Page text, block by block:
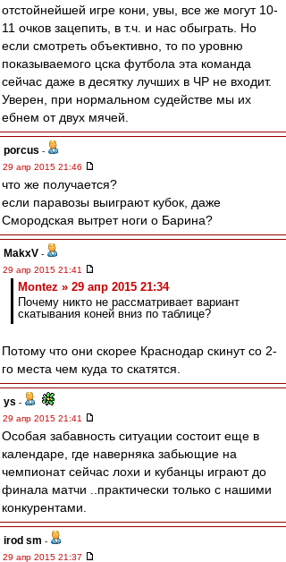
отстойнейшей игре кони, увы, все же могут 10-
11 очков зацепить, в т.ч. и нас обыграть. Но
если смотреть объективно, то по уровню
показываемого цска футбола эта команда
сейчас даже в десятку лучших в ЧР не входит.
Уверен, при нормальном судействе мы их
ебнем от двух мячей.
porcus -
29 апр 2015 21:46
что же получается?
если паравозы выиграют кубок, даже
Смородская вытрет ноги о Барина?
MakxV -
29 апр 2015 21:41
Montez » 29 апр 2015 21:34
Почему никто не рассматривает вариант
скатывания коней вниз по таблице?
Потому что они скорее Краснодар скинут со 2-
го места чем куда то скатятся.
ys -
29 апр 2015 21:41
Особая забавность ситуации состоит еще в
календаре, где наверняка забьющие на
чемпионат сейчас лохи и кубанцы играют до
финала матчи ..практически только с нашими
конкурентами.
irod sm -
29 апр 2015 21:37